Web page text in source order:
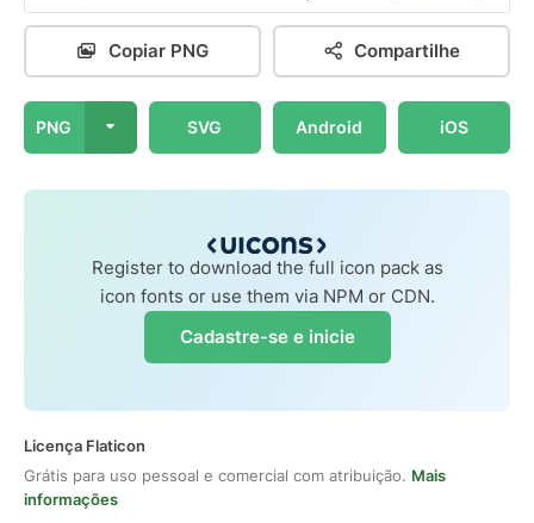
Copiar PNG Compartilhe
PNG SVG Android iOS
Register to download the full icon pack as
icon fonts or use them via NPM or CDN.
Cadastre-se e inicie
Licença Flaticon
Grátis para uso pessoal e comercial com atribuição. Mais
informações